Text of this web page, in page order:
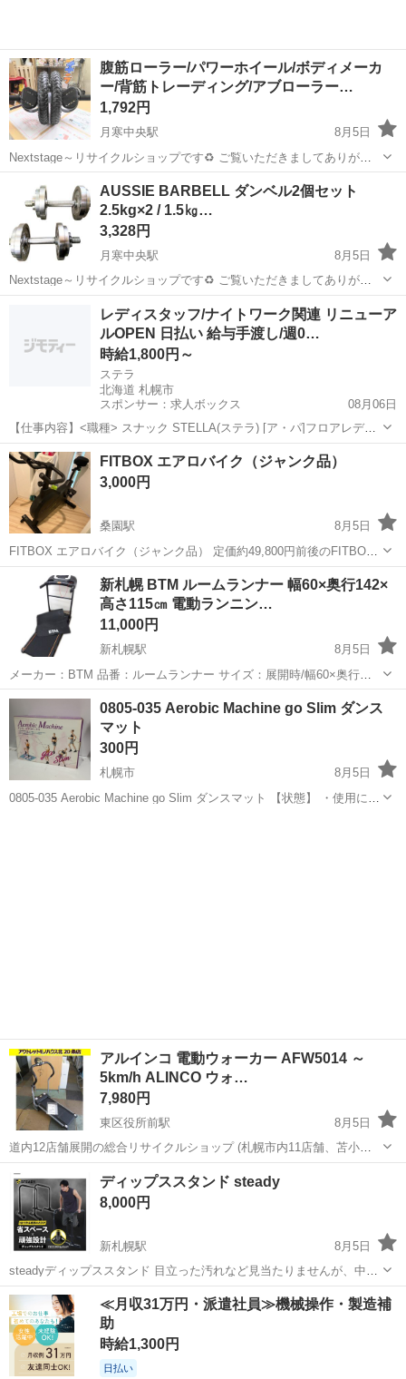
腹筋ローラー/パワーホイール/ボディメーカ
ー/背筋トレーディング/アブローラー…
1,792円
月寒中央駅
8月5日
Nextstage～リサイクルショップです♻ ご覧いただきましてありがと
うございます！ 下記に商品詳細、店舗情報を記載しておりますのでご
確認くださいませ☺ 【商品サイズ】 ・横幅 約56cm(ハンドルからハン
ドル...
フィットネス、トレーニング
腹筋
AUSSIE BARBELL ダンベル2個セット
2.5kg×2 / 1.5㎏…
3,328円
月寒中央駅
8月5日
Nextstage～リサイクルショップです♻ ご覧いただきましてありがと
うございます！ 下記に商品詳細、店舗情報を記載しておりますのでご
確認くださいませ☺ AUSSIE BARBELL ダンベル2個セット 2.5k...
月寒中央駅 フィットネス、トレーニング
レディスタッフ/ナイトワーク関連 リニューア
ルOPEN 日払い 給与手渡し/週0…
時給1,800円～
ステラ
北海道 札幌市
スポンサー：求人ボックス
08月06日
【仕事内容】<職種> スナック STELLA(ステラ) [ア・パ]フロアレデ
ィ・カウンターレディ(ナイトワーク系)、ガールズバー・キャバクラ・
スナックその他(ナイトワーク系) <雇用形態> アルバイト・パート <給
与> [ア・パ]...
アルバイト・パート
FITBOX エアロバイク（ジャンク品）
3,000円
桑園駅
8月5日
FITBOX エアロバイク（ジャンク品） 定価約49,800円前後のFITBOX
エアロバイクです。 動作自体は問題なく、ペダルも通常どおり回りま
取業者...
北海道 札幌市 桑園駅 フィットネス、トレーニング
新札幌 BTM ルームランナー 幅60×奥行142×
高さ115㎝ 電動ランニン…
11,000円
新札幌駅
8月5日
メーカー：BTM 品番：ルームランナー サイズ：展開時/幅60×奥行
142×高さ115㎝ 収納時/幅60×奥行68×高さ126㎝ 【中古品】 目立った
ダメージ見受けられず、良好な状態です。 保...
北海道 札幌市 フィットネス、トレーニング
ランナー
0805-035 Aerobic Machine go Slim ダンス
マット
300円
札幌市
8月5日
0805-035 Aerobic Machine go Slim ダンスマット 【状態】 ・使用に伴
アルインコ 電動ウォーカー AFW5014 ～
5km/h ALINCO ウォ…
7,980円
東区役所前駅
8月5日
道内12店舗展開の総合リサイクルショップ (札幌市内11店舗、苫小牧1
店舗) アウトレットモノハウス北20条店です。 ☆アルインコ 電動ウォ
ーカー AFW5014 ～5km/h ALINCO ウォーキングマ...
北海道 東区役所前駅 フィットネス、トレーニング
ディップススタンド steady
8,000円
新札幌駅
8月5日
steadyディップススタンド 目立った汚れなど見当たりませんが、中古
にご理解ください。 使い方などは公式サイトにてご確認ください。
https://steadyjapan.com/products/st126
北海道 札幌市 新札幌駅 フィットネス、トレーニング
steady
≪月収31万円・派遣社員≫機械操作・製造補
助
時給1,300円
日払い